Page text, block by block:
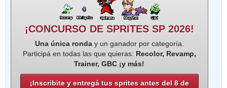
¡CONCURSO DE SPRITES SP 2026!
Una única ronday un ganador por categoría.
Participá en todas las que quieras: Recolor, Revamp,
Trainer, GBC ¡y más!
¡Inscribite y entregá tus sprites antes del 8 de